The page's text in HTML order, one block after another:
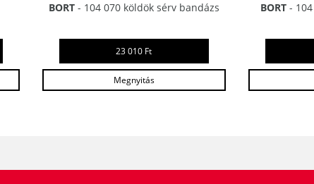
BORT- 104 070 köldök sérv bandázs
23 010 Ft
Megnyitás
BORT- 104